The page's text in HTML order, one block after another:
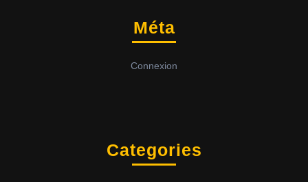
Méta
Connexion
Categories